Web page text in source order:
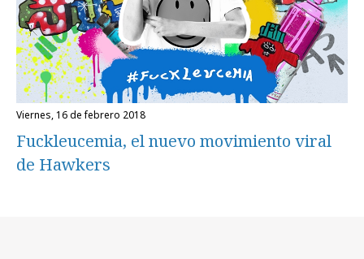
viernes, 16 de febrero 2018
Fuckleucemia, el nuevo movimiento viral
de Hawkers